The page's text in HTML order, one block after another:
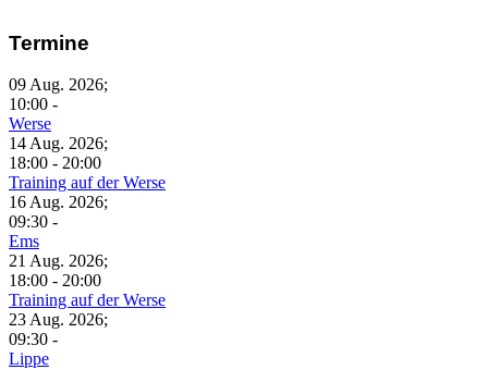
Termine
09 Aug. 2026;
10:00 -
Werse
14 Aug. 2026;
18:00 - 20:00
Training auf der Werse
16 Aug. 2026;
09:30 -
Ems
21 Aug. 2026;
18:00 - 20:00
Training auf der Werse
23 Aug. 2026;
09:30 -
Lippe